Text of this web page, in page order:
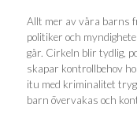
Allt mer av våra barns
politiker och
går. Cirkeln blir tydlig,
skapar kontrollbehov
itu med kriminalitet
barn övervakas och